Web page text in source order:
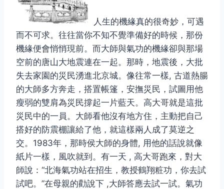
人生的機緣真的很奇妙，可遇
而不可求。往往當你不知不覺準備好的時候，那份
機緣便會悄悄現前。而大師與氣功的機緣卻與那場
空前的唐山大地震連在一起。那時，地震後，大批
失去家園的災民湧進北京城。像往常一樣, 古道熱腸
的大師多方奔走，搭置帳篷，安撫災民，試圖用他
瘦弱的雙肩為災民撐起一片藍天。高大哥就是這批
災民中的一員。大師看他沒有地方住，主動把自己
搭好的防震棚讓給了他，就這樣兩人成了莫逆之
交。1983年，那時侯大師的身體, 用他的話說就像
紙片一樣，風吹就到。有一天 , 高大哥跑來，對大
師說：“北海氣功站在招生，教授鶴翔粧功，你去試
試吧。”在母親的勸說下 ,大師答應去試一試。氣功